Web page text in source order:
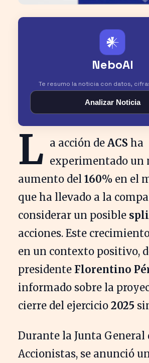
𒀭
NeboAI
Te resumo la noticia con datos,
Analizar Noticia
L a acción de ACS ha
experimentado un
aumento del 160% en el
que ha llevado a la
considerar un posible
acciones. Este
en un contexto positivo,
presidente Florentino
informado sobre la
cierre del ejercicio 2025
Durante la Junta General
Accionistas, se anunció